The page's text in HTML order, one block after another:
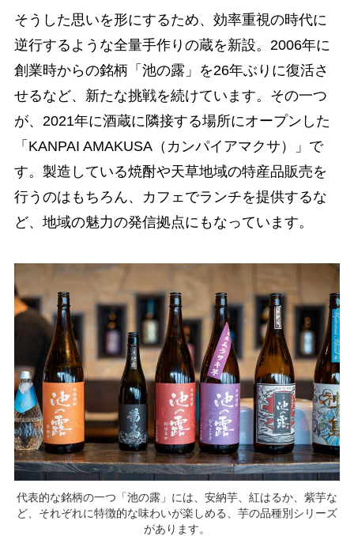
そうした思いを形にするため、効率重視の時代に
逆行するような全量手作りの蔵を新設。2006年に
創業時からの銘柄「池の露」を26年ぶりに復活さ
せるなど、新たな挑戦を続けています。その一つ
が、2021年に酒蔵に隣接する場所にオープンした
「KANPAI AMAKUSA（カンパイアマクサ）」で
す。製造している焼酎や天草地域の特産品販売を
行うのはもちろん、カフェでランチを提供するな
ど、地域の魅力の発信拠点にもなっています。
代表的な銘柄の一つ「池の露」には、安納芋、紅はるか、紫芋な
ど、それぞれに特徴的な味わいが楽しめる、芋の品種別シリーズ
があります。